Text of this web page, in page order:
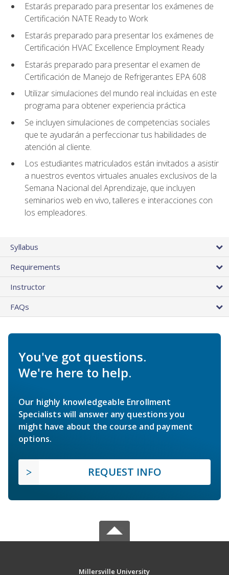
Estarás preparado para presentar los exámenes de
Certificación NATE Ready to Work
Estarás preparado para presentar los exámenes de
Certificación HVAC Excellence Employment Ready
Estarás preparado para presentar el examen de
Certificación de Manejo de Refrigerantes EPA 608
Utilizar simulaciones del mundo real incluidas en este
programa para obtener experiencia práctica
Se incluyen simulaciones de competencias sociales
que te ayudarán a perfeccionar tus habilidades de
atención al cliente.
Los estudiantes matriculados están invitados a asistir
a nuestros eventos virtuales anuales exclusivos de la
Semana Nacional del Aprendizaje, que incluyen
seminarios web en vivo, talleres e interacciones con
los empleadores.
Syllabus
Requirements
Instructor
FAQs
You've got questions.
We're here to help.
Our highly knowledgeable Enrollment
Specialists will answer any questions you
might have about the course and payment
options.
REQUEST INFO
Millersville University